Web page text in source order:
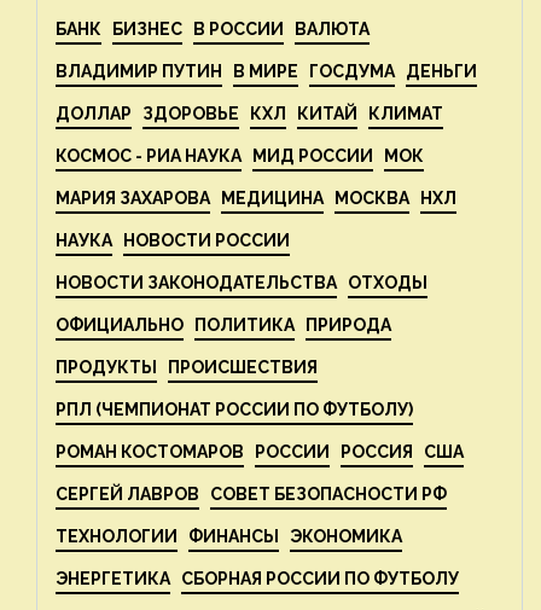
БАНК БИЗНЕС В РОССИИ ВАЛЮТА
ВЛАДИМИР ПУТИН В МИРЕ ГОСДУМА ДЕНЬГИ
ДОЛЛАР ЗДОРОВЬЕ КХЛ КИТАЙ КЛИМАТ
КОСМОС - РИА НАУКА МИД РОССИИ МОК
МАРИЯ ЗАХАРОВА МЕДИЦИНА МОСКВА НХЛ
НАУКА НОВОСТИ РОССИИ
НОВОСТИ ЗАКОНОДАТЕЛЬСТВА ОТХОДЫ
ОФИЦИАЛЬНО ПОЛИТИКА ПРИРОДА
ПРОДУКТЫ ПРОИСШЕСТВИЯ
РПЛ (ЧЕМПИОНАТ РОССИИ ПО ФУТБОЛУ)
РОМАН КОСТОМАРОВ РОССИИ РОССИЯ США
СЕРГЕЙ ЛАВРОВ СОВЕТ БЕЗОПАСНОСТИ РФ
ТЕХНОЛОГИИ ФИНАНСЫ ЭКОНОМИКА
ЭНЕРГЕТИКА СБОРНАЯ РОССИИ ПО ФУТБОЛУ